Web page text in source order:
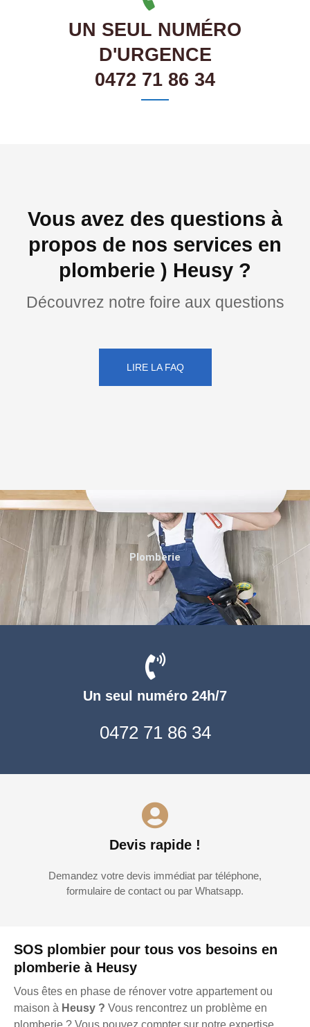
UN SEUL NUMÉRO
D'URGENCE
0472 71 86 34
Vous avez des questions à
propos de nos services en
plomberie ) Heusy ?
Découvrez notre foire aux questions
LIRE LA FAQ
SOS plombier pour tous vos besoins en
plomberie à Heusy
Vous êtes en phase de rénover votre appartement ou
maison à Heusy ? Vous rencontrez un problème en
Un seul numéro 24h/7
0472 71 86 34
Devis rapide !
Demandez votre devis immédiat par téléphone,
formulaire de contact ou par Whatsapp.
Plomberie